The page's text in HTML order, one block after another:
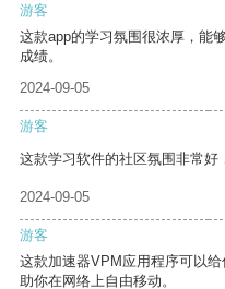
游客
这款app的学习氛围很浓厚，能
成绩。
2024-09-05
游客
这款学习软件的社区氛围非常好
2024-09-05
游客
这款加速器VPM应用程序可以
助你在网络上自由移动。